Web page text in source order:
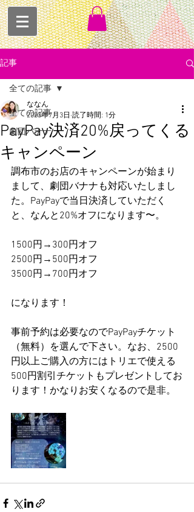
記事
全ての記事
劇団バナナ
全ての記事
PayPay決済20%戻ってくる
キャンペーン
ななん
2023年7月3日 読了時間: 1分
調布市のお店のキャンペーンが始まり
まして、劇団バナナも対応いたしまし
た。PayPayで当日決済していただく
と、なんと20%オフになります〜。
1500円→300円オフ
2500円→500円オフ
3500円→700円オフ
になります！
事前予約は必要なのでPayPayチケット
（無料）を選んで下さい。なお、2500
円以上ご購入の方にはトリエで使える
500円割引チケットもプレゼントしてお
ります！かなりお安くなるので是非。